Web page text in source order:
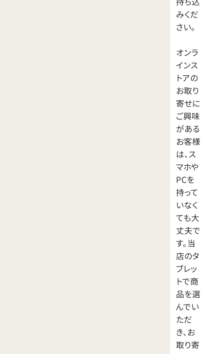
みくだ
さい。
オンラ
インス
トアの
お取り
寄せに
ご興味
がある
お客様
は、ス
マホや
PCを
持って
いなく
ても大
丈夫で
す。当
店のタ
ブレッ
トで商
品を選
んでい
ただ
き、お
取り寄